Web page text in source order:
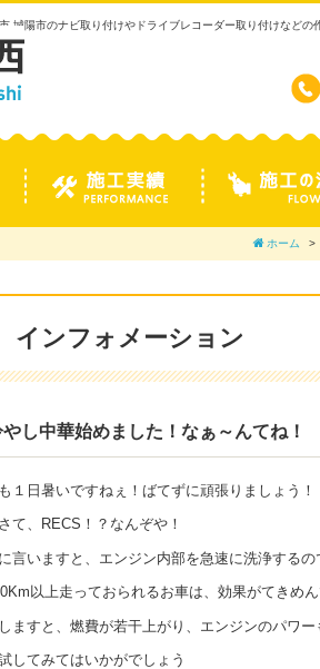
城陽市のナビ取り付けやドライブレコーダー取り付けなど
ホーム
インフォメーション
やし中華始めました！なぁ～んてね
１日暑いですねぇ！ばてずに頑張りましょう！
て、RECS！？なんぞや！
言いますと、エンジン内部を急速に洗浄する
以上走っておられるお車は、効果がてきめん
ますと、燃費が若干上がり、エンジンのパワー
してみてはいかがでしょう